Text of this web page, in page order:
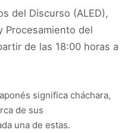
del Discurso (ALED),
Procesamiento del
de las 18:00 horas a
significa cháchara,
de sus
una de estas.